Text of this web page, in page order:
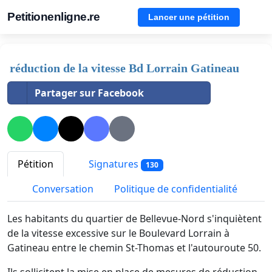
Petitionenligne.re Lancer une pétition
réduction de la vitesse Bd Lorrain Gatineau
Partager sur Facebook
Pétition Signatures 130
Conversation Politique de confidentialité
Les habitants du quartier de Bellevue-Nord s'inquiètent
de la vitesse excessive sur le Boulevard Lorrain à
Gatineau entre le chemin St-Thomas et l'autouroute 50.